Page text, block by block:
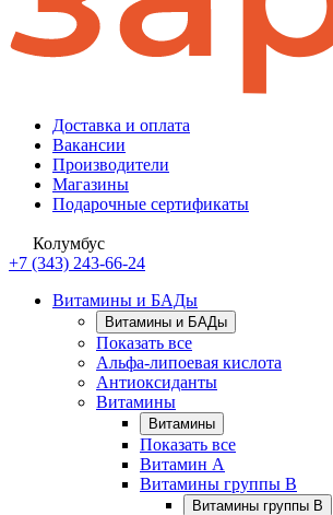
Доставка и оплата
Вакансии
Производители
Магазины
Подарочные сертификаты
Колумбус
+7 (343) 243-66-24
Витамины и БАДы
Витамины и БАДы
Показать все
Альфа-липоевая кислота
Антиоксиданты
Витамины
Витамины
Показать все
Витамин A
Витамины группы B
Витамины группы B